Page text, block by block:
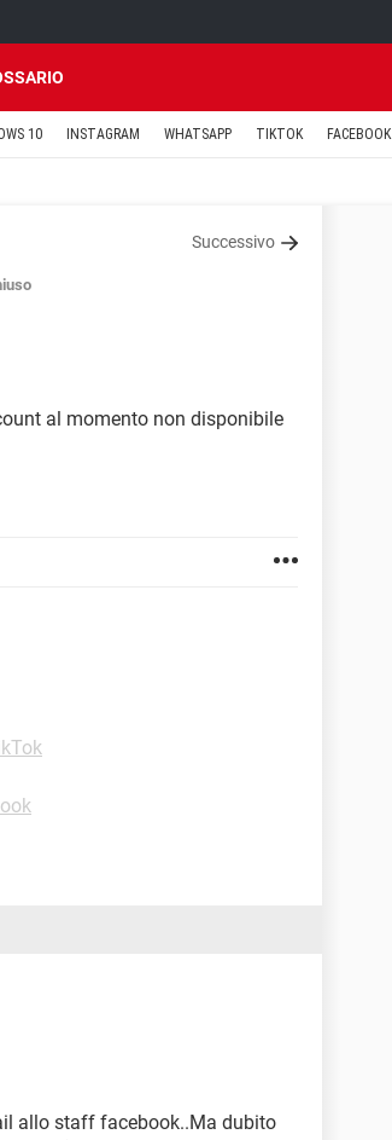
10 INSTAGRAM WHATSAPP TIKTOK FACEBOOK
Successivo
al momento non disponibile
allo staff facebook..Ma dubito